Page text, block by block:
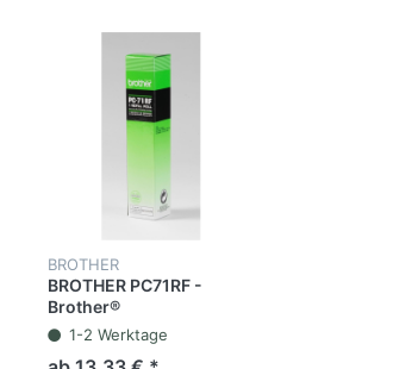
BROTHER
BROTHER PC71RF -
Brother®
Thermotransferrolle, PC-
71RF, Schwarz, 144
1-2 Werktage